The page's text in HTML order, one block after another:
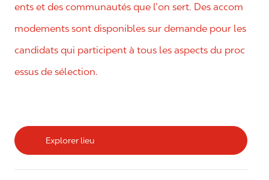
ents et des communautés que l’on sert. Des accom
modements sont disponibles sur demande pour les
candidats qui participent à tous les aspects du proc
essus de sélection.
Explorer lieu